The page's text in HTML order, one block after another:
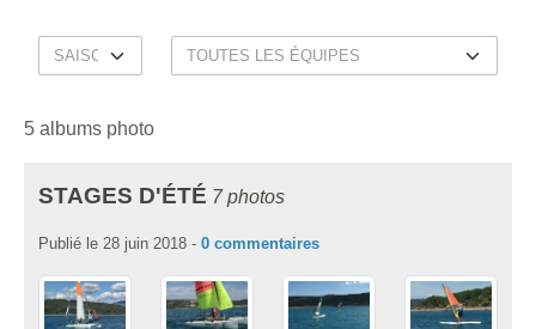
5 albums photo
STAGES D'ÉTÉ 7 photos
Publié le 28 juin 2018 - 0 commentaires